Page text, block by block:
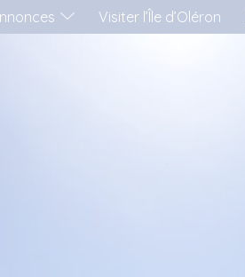
Visiter l’Île d’Oléron